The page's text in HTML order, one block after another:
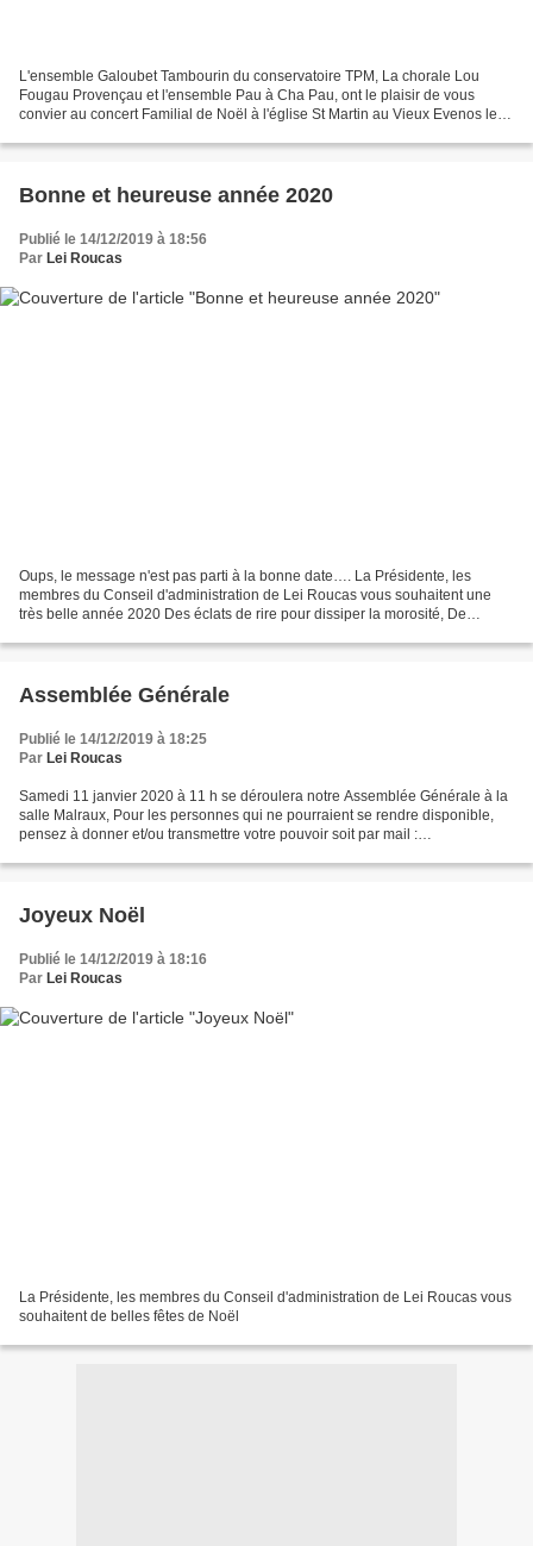
L'ensemble Galoubet Tambourin du conservatoire TPM, La chorale Lou
Fougau Provençau et l'ensemble Pau à Cha Pau, ont le plaisir de vous
convier au concert Familial de Noël à l'église St Martin au Vieux Evenos le
Bonne et heureuse année 2020
Publié le 14/12/2019 à 18:56
Par Lei Roucas
Oups, le message n'est pas parti à la bonne date…. La Présidente, les
membres du Conseil d'administration de Lei Roucas vous souhaitent une
très belle année 2020 Des éclats de rire pour dissiper la morosité, De
Assemblée Générale
Publié le 14/12/2019 à 18:25
Par Lei Roucas
Samedi 11 janvier 2020 à 11 h se déroulera notre Assemblée Générale à la
salle Malraux, Pour les personnes qui ne pourraient se rendre disponible,
pensez à donner et/ou transmettre votre pouvoir soit par mail :
Joyeux Noël
Publié le 14/12/2019 à 18:16
Par Lei Roucas
La Présidente, les membres du Conseil d'administration de Lei Roucas vous
souhaitent de belles fêtes de Noël